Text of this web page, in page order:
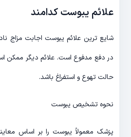
علائم یبوست کدامند
شایع ترین علائم یبوست اجابت مزاج
در دفع مدفوع است. علائم دیگر ممکن
حالت تهوع و استفراغ باشد.
نحوه تشخیص یبوست
پزشک معمولاً یبوست را بر اساس